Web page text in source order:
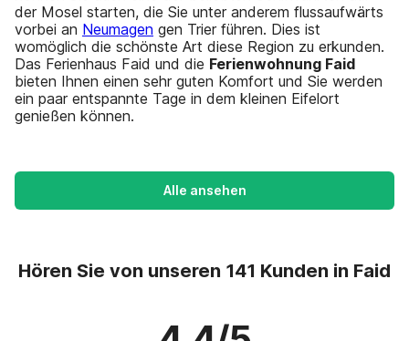
der Mosel starten, die Sie unter anderem flussaufwärts
vorbei an Neumagen gen Trier führen. Dies ist
womöglich die schönste Art diese Region zu erkunden.
Das Ferienhaus Faid und die Ferienwohnung Faid
bieten Ihnen einen sehr guten Komfort und Sie werden
ein paar entspannte Tage in dem kleinen Eifelort
genießen können.
Alle ansehen
Hören Sie von unseren 141 Kunden in Faid